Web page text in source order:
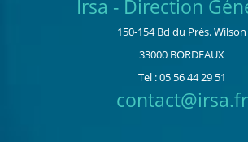
Irsa - Direction
150-154 Bd du Prés. Wilson
33000 BORDEAUX
Tel : 05 56 44 29 51
contact@irsa.fr